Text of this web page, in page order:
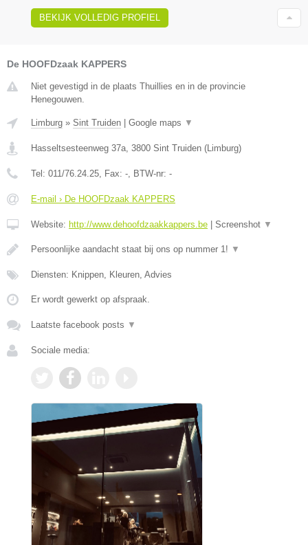
BEKIJK VOLLEDIG PROFIEL
De HOOFDzaak KAPPERS
Niet gevestigd in de plaats Thuillies en in de provincie
Henegouwen.
Limburg » Sint Truiden Google maps ▼
Hasseltsesteenweg 37a, 3800 Sint Truiden (Limburg)
Tel: 011/76.24.25, Fax: -, BTW-nr: -
E-mail › De HOOFDzaak KAPPERS
Website: http://www.dehoofdzaakkappers.be Screenshot ▼
Persoonlijke aandacht staat bij ons op nummer 1! ▼
Diensten: Knippen, Kleuren, Advies
Er wordt gewerkt op afspraak.
Laatste facebook posts ▼
Sociale media: